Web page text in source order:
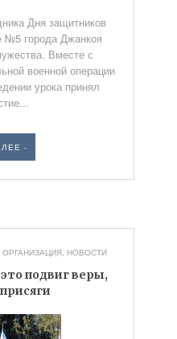
Дня защитников
№5 города Джанкоя
Вместе с
военной операции
урока принял
-
, НОВОСТИ
подвиг веры,